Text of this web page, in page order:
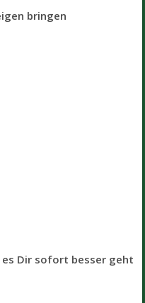
bringen
es Dir sofort besser geht